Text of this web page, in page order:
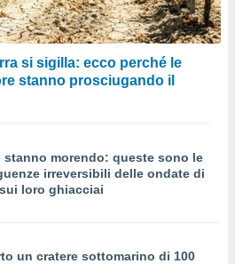
si sigilla: ecco perché le
stanno prosciugando il
stanno morendo: queste sono le
irreversibili delle ondate di
loro ghiacciai
un cratere sottomarino di 100